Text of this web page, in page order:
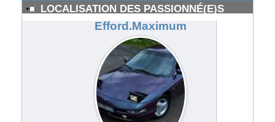
LOCALISATION DES PASSIONNÉ(E)S
Efford.Maximum